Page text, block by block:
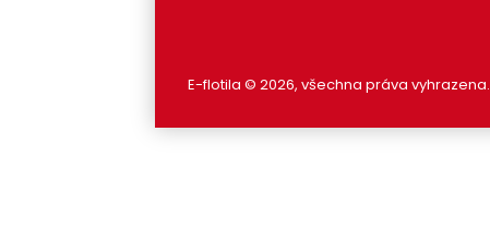
E-flotila © 2026, všechna práva vyhrazena.